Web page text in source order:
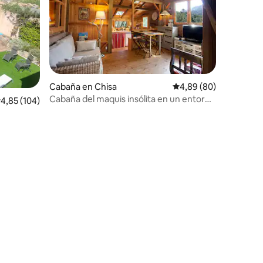
promedio: 4,85 de 5. 104 evaluaciones
4,85 (104)
Cabaña en Chisa Calificación
4,89 (80)
Cabaña del maquis insólita en un entorno